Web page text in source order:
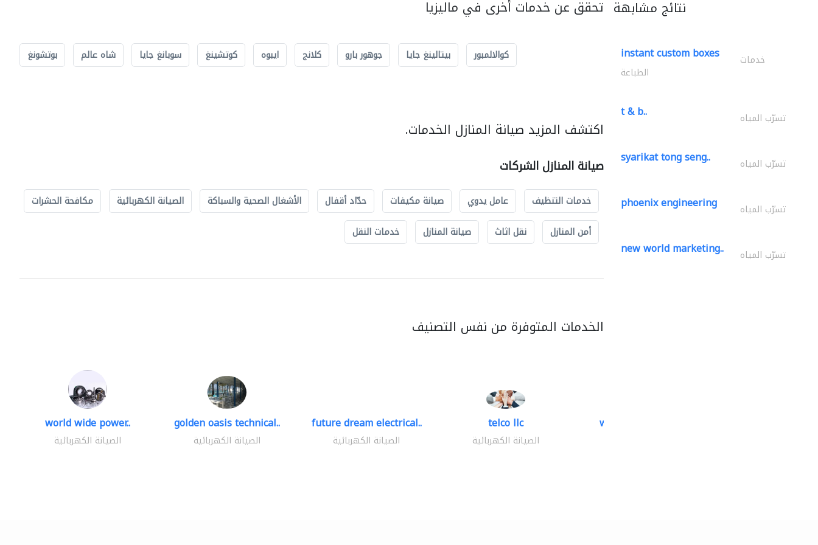
تحقق عن خدمات أخرى في ماليزيا
كوالالمبور بيتالينغ جايا جوهور بارو كلانج ايبوه كوتشينغ سوبانغ جايا شاه عالم بوتشونغ
اكتشف المزيد صيانة المنازل الخدمات.
صيانة المنازل الشركات
خدمات التنظيف عامل يدوي صيانة مكيفات حدّاد أقفال الأشغال الصحية والسباكة الصيانة الكهربائية
مكافحة الحشرات
أمن المنازل
نقل اثاث صيانة المنازل خدمات النقل
الخدمات المتوفرة من نفس التصنيف
world wide power..
الصيانة الكهربائية
golden oasis technical..
الصيانة الكهربائية
future dream electrical..
الصيانة الكهربائية
telco llc
الصيانة الكهربائية
white arch general..
نتائج مشابهة
instant custom boxes خدمات
الطباعة
t & b.. تسرّب المياه
syarikat tong seng.. تسرّب المياه
phoenix engineering تسرّب المياه
new world marketing.. تسرّب المياه